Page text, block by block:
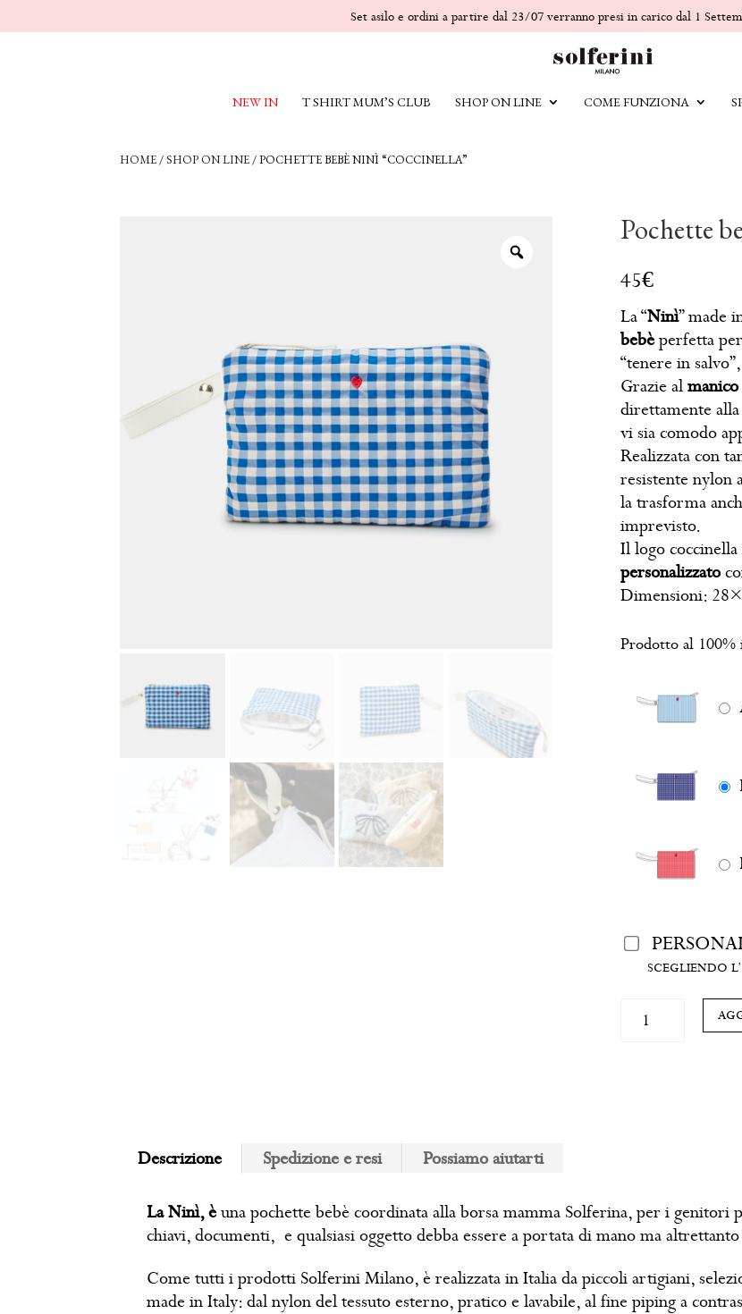
Set asilo e ordini a partire dal 23/07 verranno presi in carico dal 1
NEW IN T SHIRT MUM’S CLUB SHOP ON LINE COME FUNZIONA
HOME / SHOP ON LINE /POCHETTE BEBÈ NINÌ “COCCINELLA”
Pochette
45€‏
La “Ninì” made
bebèperfetta
“tenere in
Grazie al
direttamente
vi sia comodo
Realizzata con
resistente nylon
la trasforma
imprevisto.
Il logo
personalizzato
Dimensioni:
Prodotto al 100%
SCEGLIENDO
Pochette
bebè
Descrizione Spedizione e resi Possiamo aiutarti
La Ninì, èuna pochette bebè coordinata alla borsa mamma Solferina, per i
chiavi, documenti, e qualsiasi oggetto debba essere a portata di mano ma altrettanto
Come tutti i prodotti Solferini Milano, è realizzata in Italia da piccoli artigiani,
made in Italy: dal nylon del tessuto esterno, pratico e lavabile, al fine piping a